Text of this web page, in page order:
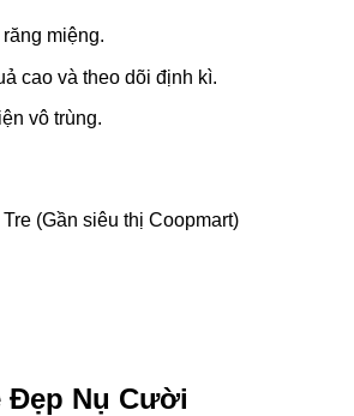
miệng.
cao và theo dõi định kì.
vô trùng.
(Gần siêu thị Coopmart)
Đẹp Nụ Cười